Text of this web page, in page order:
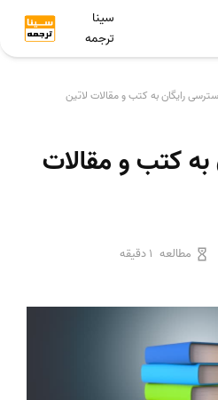
سینا
ترجمه
رایگان به کتب و مقالات لاتین
کتب و مقالات
مطالعه 1 دقیقه